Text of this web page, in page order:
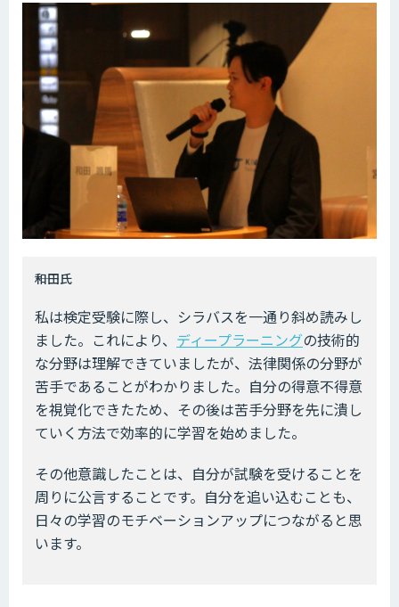
――和田氏
私は検定受験に際し、シラバスを一通り斜め読みし
ました。これにより、 ディープラーニングの技術的
な分野は理解できていましたが、法律関係の分野が
苦手であることがわかりました。自分の得意不得意
を視覚化できたため、その後は苦手分野を先に潰し
ていく方法で効率的に学習を始めました。
その他意識したことは、自分が試験を受けることを
周りに公言することです。自分を追い込むことも、
日々の学習のモチベーションアップにつながると思
います。